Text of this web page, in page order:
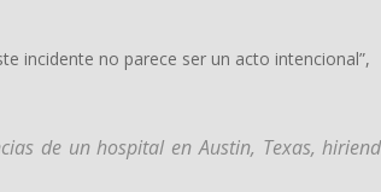
incidente no parece ser un acto intencional”,
de un hospital en Austin, Texas,